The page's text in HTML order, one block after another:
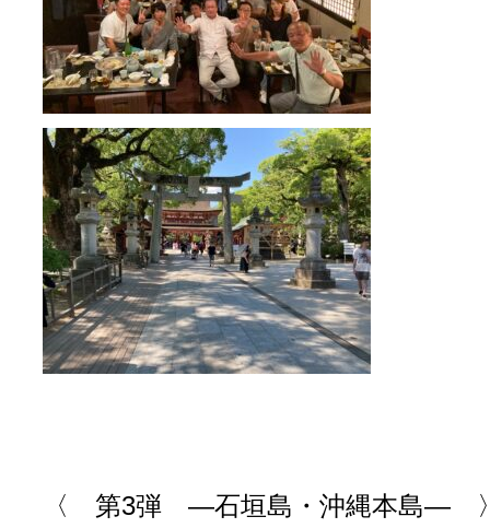
〈 第3弾 ―石垣島・沖縄本島―